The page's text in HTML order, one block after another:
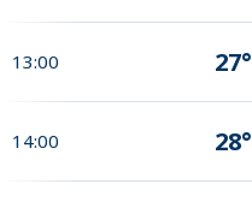
13:00 27°
14:00 28°